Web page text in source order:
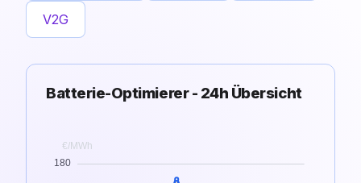
V2G
Batterie-Optimierer - 24h Übersicht